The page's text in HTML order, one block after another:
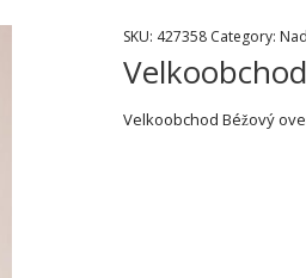
SKU: 427358 Category:
Velkoobchod Béžový